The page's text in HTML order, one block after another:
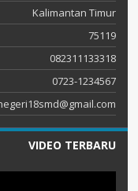
Kalimantan Timur
75119
082311133318
0723-1234567
VIDEO TERBARU